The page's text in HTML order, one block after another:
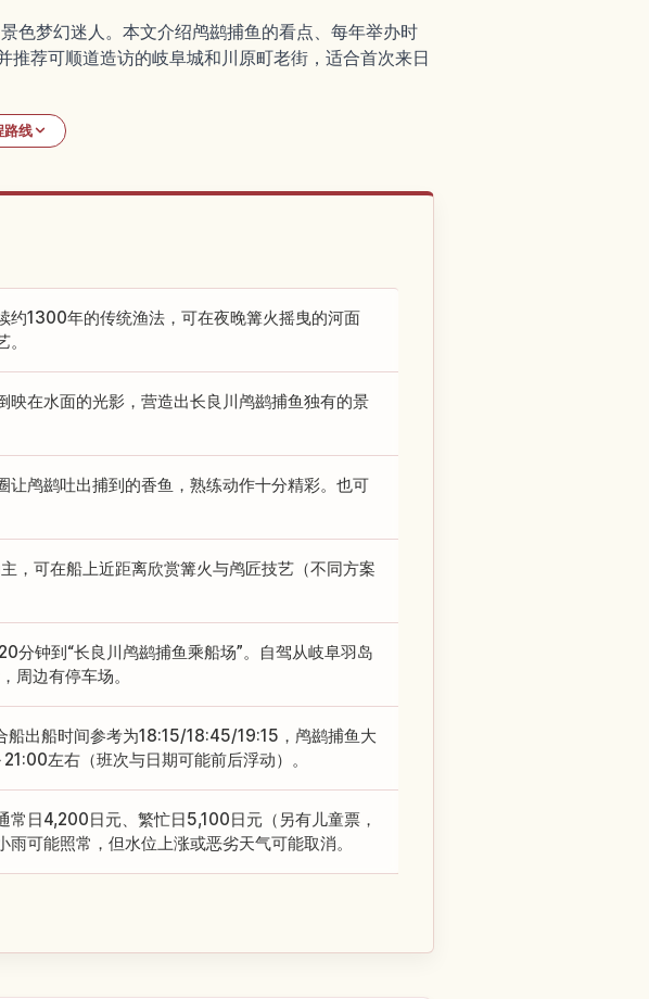
色梦幻迷人。本文介绍鸬鹚捕鱼的看点、每年举办时
荐可顺道造访的岐阜城和川原町老街，适合首次来日
路线
约1300年的传统渔法，可在夜晚篝火摇曳的河面
映在水面的光影，营造出长良川鸬鹚捕鱼独有的景
让鸬鹚吐出捕到的香鱼，熟练动作十分精彩。也可
，可在船上近距离欣赏篝火与鸬匠技艺（不同方案
分钟到“长良川鸬鹚捕鱼乘船场”。自驾从岐阜羽岛
周边有停车场。
船出船时间参考为18:15/18:45/19:15，鸬鹚捕鱼大
左右（班次与日期可能前后浮动）。
常日4,200日元、繁忙日5,100日元（另有儿童票，
可能照常，但水位上涨或恶劣天气可能取消。